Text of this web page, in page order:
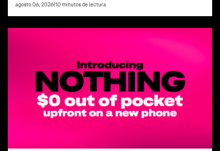
agosto 06, 2026 10 minutos de lectura